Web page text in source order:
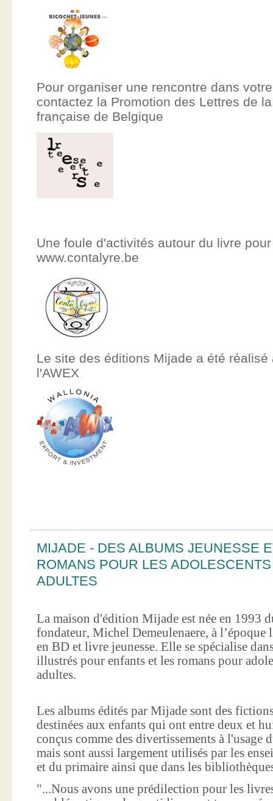
Pour organiser une rencontre dans
contactez la Promotion des Lettres de
française de Belgique
Une foule d'activités autour du livre
www.contalyre.be
Le site des éditions Mijade a été réalisé
l'AWEX
MIJADE - DES ALBUMS JEUNESSE
ROMANS POUR LES
ADULTES
La maison d'édition Mijade est née en 1993
fondateur, Michel Demeulenaere, à l’époque
en BD et livre jeunesse. Elle se spécialise
illustrés pour enfants et les romans pour
adultes.
Les albums édités par Mijade sont des
destinées aux enfants qui ont entre deux et
conçus comme des divertissements à
mais sont aussi largement utilisés par les
et du primaire ainsi que dans les
"...Nous avons une prédilection pour les